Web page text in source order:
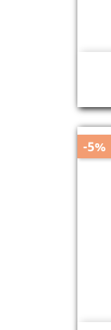
-5%